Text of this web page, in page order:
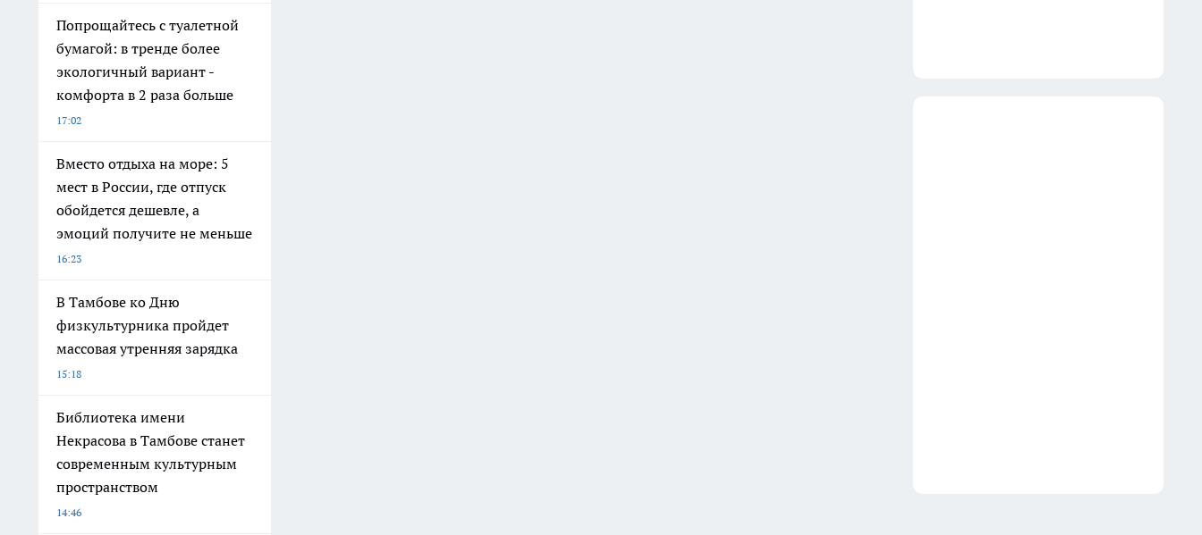
Попрощайтесь с туалетной
бумагой: в тренде более
экологичный вариант -
комфорта в 2 раза больше
17:02
Вместо отдыха на море: 5
мест в России, где отпуск
обойдется дешевле, а
эмоций получите не меньше
16:23
В Тамбове ко Дню
физкультурника пройдет
массовая утренняя зарядка
15:18
Библиотека имени
Некрасова в Тамбове станет
современным культурным
пространством
14:46